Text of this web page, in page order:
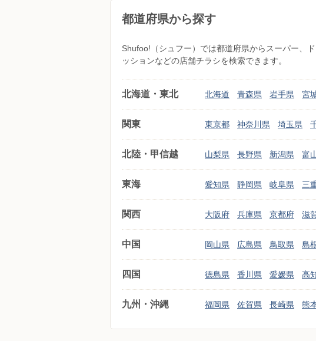
都道府県から探す
Shufoo!（シュフー）では都道府県からスーパー、
ッションなどの店舗チラシを検索できます。
北海道・東北 北海道 青森県 岩手県 宮
関東 東京都 神奈川県 埼玉県
北陸・甲信越 山梨県 長野県 新潟県 富
東海 愛知県 静岡県 岐阜県 三
関西 大阪府 兵庫県 京都府 滋
中国 岡山県 広島県 鳥取県 島
四国 徳島県 香川県 愛媛県 高
九州・沖縄 福岡県 佐賀県 長崎県 熊